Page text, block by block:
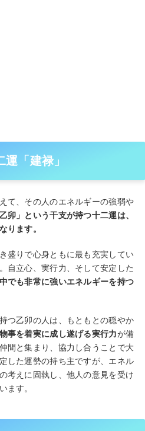
「建禄」
て、その人のエネルギーの強弱や
乙卯」という干支が持つ十二運は、
ります。
盛りで心身ともに最も充実してい
自立心、実行力、そして安定した
でも非常に強いエネルギーを持つ
つ乙卯の人は、もともとの穏やか
事を着実に成し遂げる実行力が備
間と集まり、協力し合うことで大
した運勢の持ち主ですが、エネル
考えに固執し、他人の意見を受け
ます。